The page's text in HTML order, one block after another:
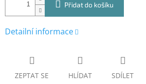
Přidat do košíku
Detailní informace
ZEPTAT SE HLÍDAT SDÍLET